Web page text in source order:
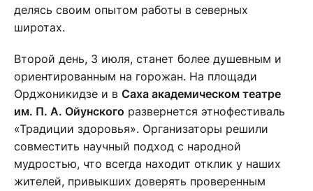
делясь своим опытом работы в северных
широтах.
Второй день, 3 июля, станет более душевным и
ориентированным на горожан. На площади
Орджоникидзе и в Саха академическом театре
им. П. А. Ойунского развернется этнофестиваль
«Традиции здоровья». Организаторы решили
совместить научный подход с народной
мудростью, что всегда находит отклик у наших
жителей, привыкших доверять проверенным